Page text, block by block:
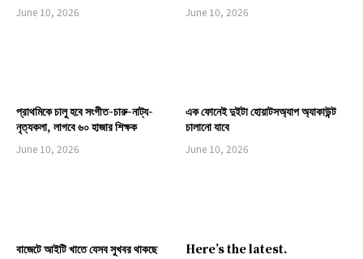
June 10, 2026 June 10, 2026
প্রাথমিকে চালু হবে সংগীত-চারু-নাট্য-
নৃত্যকলা, লাগবে ৬০ হাজার শিক্ষক
June 10, 2026
এক ফোনেই দুইটা হোয়াটসঅ্যাপ অ্যাকাউন্ট
চালানো যাবে
June 10, 2026
বাজেটে আইটি খাতে যেসব সুখবর থাকছে Here’s the latest.